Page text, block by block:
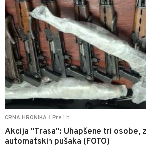
CRNA HRONIKA Pre 1 h
Akcija "Trasa": Uhapšene tri osobe,
automatskih pušaka (FOTO)